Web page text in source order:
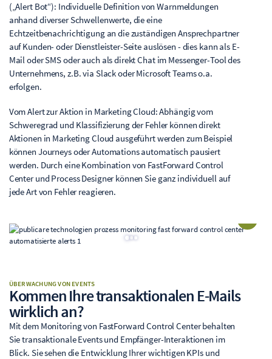
(„Alert Bot“): Individuelle Definition von Warnmeldungen
anhand diverser Schwellenwerte, die eine
Echtzeitbenachrichtigung an die zuständigen Ansprechpartner
auf Kunden- oder Dienstleister-Seite auslösen - dies kann als E-
Mail oder SMS oder auch als direkt Chat im Messenger-Tool des
Unternehmens, z.B. via Slack oder Microsoft Teams o.a.
erfolgen.
Vom Alert zur Aktion in Marketing Cloud: Abhängig vom
Schweregrad und Klassifizierung der Fehler können direkt
Aktionen in Marketing Cloud ausgeführt werden zum Beispiel
können Journeys oder Automations automatisch pausiert
werden. Durch eine Kombination von FastForward Control
Center und Process Designer können Sie ganz individuell auf
jede Art von Fehler reagieren.
ÜBERWACHUNG VON EVENTS
Kommen Ihre transaktionalen E-Mails
wirklich an?
Mit dem Monitoring von FastForward Control Center behalten
Sie transaktionale Events und Empfänger-Interaktionen im
Blick. Sie sehen die Entwicklung Ihrer wichtigen KPIs und